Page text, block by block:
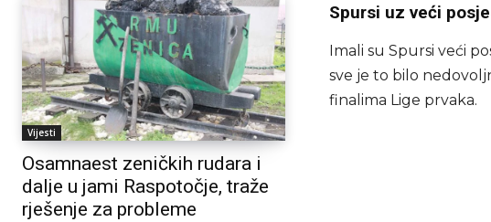
Vijesti
Osamnaest zeničkih rudara i
dalje u jami Raspotočje, traže
rješenje za probleme
Spursi uz veći
Imali su Spursi veći
sve je to bilo
finalima Lige prvaka.